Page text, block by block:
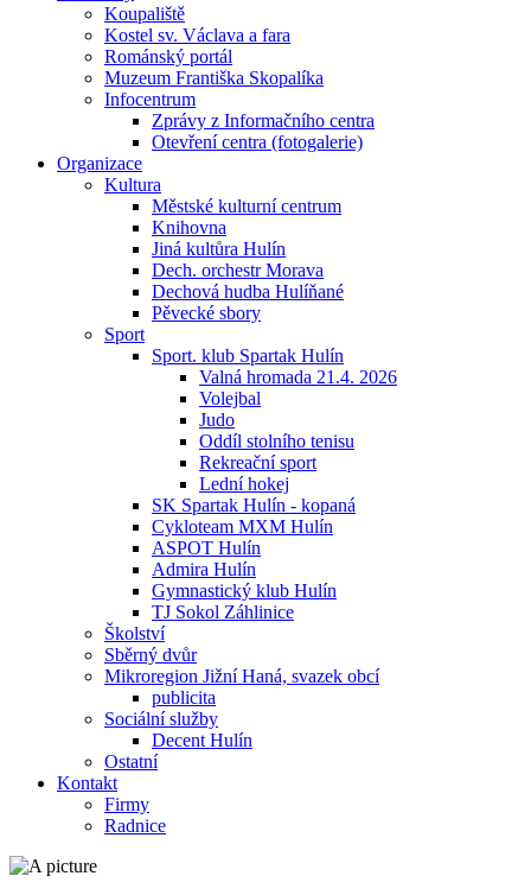
Koupaliště
Kostel sv. Václava a fara
Románský portál
Muzeum Františka Skopalíka
Infocentrum
Zprávy z Informačního centra
Otevření centra (fotogalerie)
Organizace
Kultura
Městské kulturní centrum
Knihovna
Jiná kultůra Hulín
Dech. orchestr Morava
Dechová hudba Hulíňané
Pěvecké sbory
Sport
Sport. klub Spartak Hulín
Valná hromada 21.4. 2026
Volejbal
Judo
Oddíl stolního tenisu
Rekreační sport
Lední hokej
SK Spartak Hulín - kopaná
Cykloteam MXM Hulín
ASPOT Hulín
Admira Hulín
Gymnastický klub Hulín
TJ Sokol Záhlinice
Školství
Sběrný dvůr
Mikroregion Jižní Haná, svazek obcí
publicita
Sociální služby
Decent Hulín
Ostatní
Kontakt
Firmy
Radnice